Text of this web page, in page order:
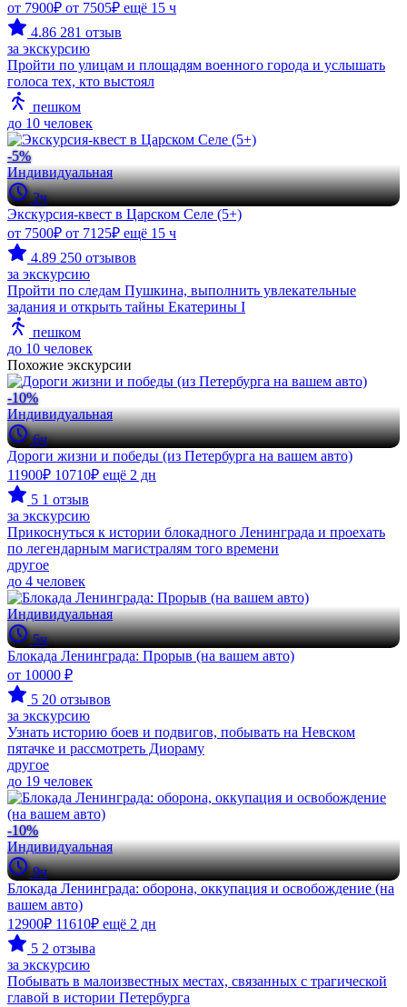
от 7900₽ от 7505₽ ещё 15 ч
4.86 281 отзыв
за экскурсию
Пройти по улицам и площадям военного города и услышать
голоса тех, кто выстоял
пешком
до 10 человек
-5%
Индивидуальная
2ч
Экскурсия-квест в Царском Селе (5+)
от 7500₽ от 7125₽ ещё 15 ч
4.89 250 отзывов
за экскурсию
Пройти по следам Пушкина, выполнить увлекательные
задания и открыть тайны Екатерины I
пешком
до 10 человек
Похожие экскурсии
-10%
Индивидуальная
6ч
Дороги жизни и победы (из Петербурга на вашем авто)
11900₽ 10710₽ ещё 2 дн
5 1 отзыв
за экскурсию
Прикоснуться к истории блокадного Ленинграда и проехать
по легендарным магистралям того времени
другое
до 4 человек
Индивидуальная
5ч
Блокада Ленинграда: Прорыв (на вашем авто)
от 10000 ₽
5 20 отзывов
за экскурсию
Узнать историю боев и подвигов, побывать на Невском
пятачке и рассмотреть Диораму
другое
до 19 человек
-10%
Индивидуальная
9ч
Блокада Ленинграда: оборона, оккупация и освобождение (на
вашем авто)
12900₽ 11610₽ ещё 2 дн
5 2 отзыва
за экскурсию
Побывать в малоизвестных местах, связанных с трагической
главой в истории Петербурга